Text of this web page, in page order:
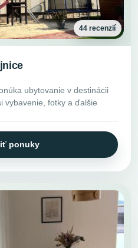
44 recenzií
ubytovanie v destinácii
vybavenie, fotky a ďalšie
ponuky